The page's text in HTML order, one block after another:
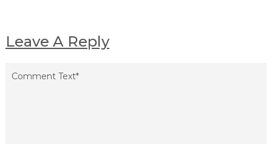
Leave A Reply